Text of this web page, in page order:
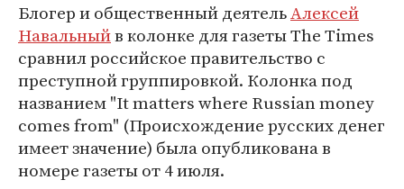
Блогер и общественный деятельАлексей
Навальныйв колонке для газеты The Times
сравнил российское правительство с
преступной группировкой. Колонка под
названием "It matters where Russian money
comes from" (Происхождение русских денег
имеет значение) была опубликована в
номере газеты от 4 июля.